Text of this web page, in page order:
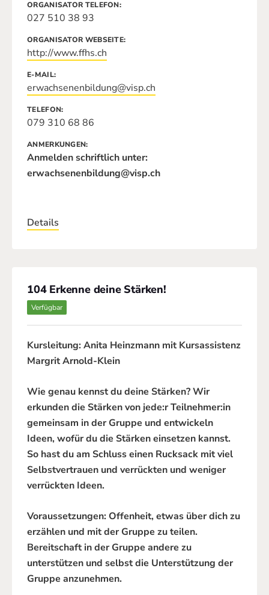
ORGANISATOR TELEFON
027 510 38 93
ORGANISATOR WEBSEITE
http://www.ffhs.ch
E-MAIL
erwachsenenbildung@visp.ch
TELEFON
079 310 68 86
ANMERKUNGEN
Anmelden schriftlich unter:
erwachsenenbildung@visp.ch
Details
104 Erkenne deine Stärken!
Verfügbar
Kursleitung: Anita Heinzmann mit Kursassistenz
Margrit Arnold-Klein
Wie genau kennst du deine Stärken? Wir
erkunden die Stärken von jede:r Teilnehmer:in
gemeinsam in der Gruppe und entwickeln
Ideen, wofür du die Stärken einsetzen kannst.
So hast du am Schluss einen Rucksack mit viel
Selbstvertrauen und verrückten und weniger
verrückten Ideen.
Voraussetzungen: Offenheit, etwas über dich zu
erzählen und mit der Gruppe zu teilen.
Bereitschaft in der Gruppe andere zu
unterstützen und selbst die Unterstützung der
Gruppe anzunehmen.